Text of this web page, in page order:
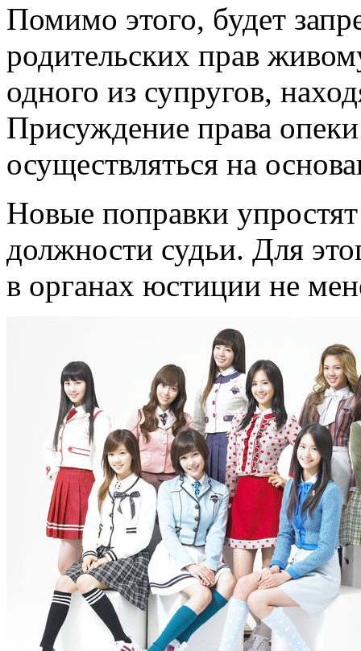
Помимо этого, будет
родительских прав
одного из супругов,
Присуждение права
осуществляться на
Новые поправки
должности судьи. Для
в органах юстиции не